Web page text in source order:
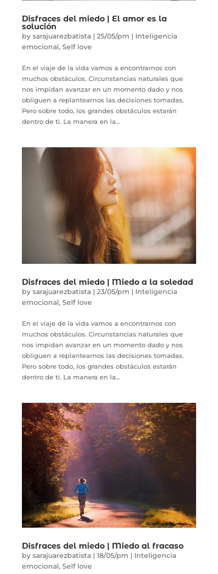
Disfraces del miedo | El amor es la
solución
by sarajuarezbatista| 25/05/pm | Inteligencia
emocional, Self love
En el viaje de la vida vamos a encontrarnos con
muchos obstáculos. Circunstancias naturales que
nos impidan avanzar en un momento dado y nos
obliguen a replantearnos las decisiones tomadas.
Pero sobre todo, los grandes obstáculos estarán
dentro de ti. La manera en la...
Disfraces del miedo | Miedo a la soledad
by sarajuarezbatista| 23/05/pm | Inteligencia
emocional, Self love
En el viaje de la vida vamos a encontrarnos con
muchos obstáculos. Circunstancias naturales que
nos impidan avanzar en un momento dado y nos
obliguen a replantearnos las decisiones tomadas.
Pero sobre todo, los grandes obstáculos estarán
dentro de ti. La manera en la...
Disfraces del miedo | Miedo al fracaso
by sarajuarezbatista| 18/05/pm | Inteligencia
emocional, Self love